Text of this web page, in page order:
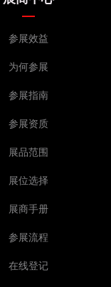
参展效益
为何参展
参展指南
参展资质
展品范围
展位选择
展商手册
参展流程
在线登记